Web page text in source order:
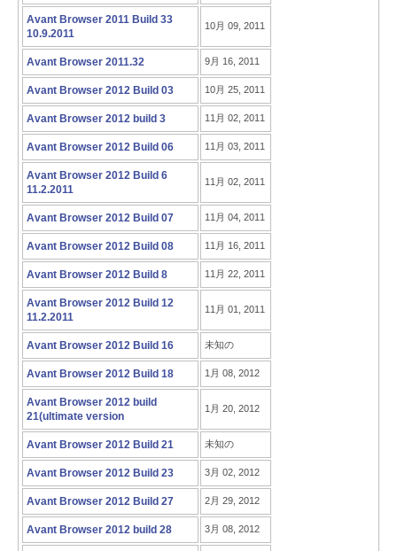
Avant Browser 2011 Build 33
10.9.2011
10月 09, 2011
Avant Browser 2011.32 9月 16, 2011
Avant Browser 2012 Build 03 10月 25, 2011
Avant Browser 2012 build 3 11月 02, 2011
Avant Browser 2012 Build 06 11月 03, 2011
Avant Browser 2012 Build 6
11.2.2011
11月 02, 2011
Avant Browser 2012 Build 07 11月 04, 2011
Avant Browser 2012 Build 08 11月 16, 2011
Avant Browser 2012 Build 8 11月 22, 2011
Avant Browser 2012 Build 12
11.2.2011
11月 01, 2011
Avant Browser 2012 Build 16 未知の
Avant Browser 2012 Build 18 1月 08, 2012
Avant Browser 2012 build
21(ultimate version
1月 20, 2012
Avant Browser 2012 Build 21 未知の
Avant Browser 2012 Build 23 3月 02, 2012
Avant Browser 2012 Build 27 2月 29, 2012
Avant Browser 2012 build 28 3月 08, 2012